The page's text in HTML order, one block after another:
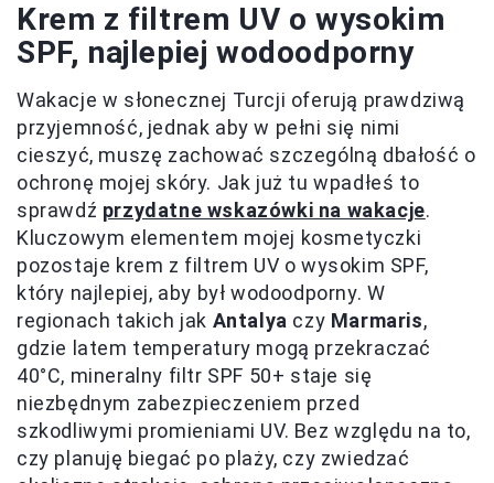
Krem z filtrem UV o wysokim
SPF, najlepiej wodoodporny
Wakacje w słonecznej Turcji oferują prawdziwą
przyjemność, jednak aby w pełni się nimi
cieszyć, muszę zachować szczególną dbałość o
ochronę mojej skóry. Jak już tu wpadłeś to
sprawdź przydatne wskazówki na wakacje.
Kluczowym elementem mojej kosmetyczki
pozostaje krem z filtrem UV o wysokim SPF,
który najlepiej, aby był wodoodporny. W
regionach takich jak Antalya czy Marmaris,
gdzie latem temperatury mogą przekraczać
40°C, mineralny filtr SPF 50+ staje się
niezbędnym zabezpieczeniem przed
szkodliwymi promieniami UV. Bez względu na to,
czy planuję biegać po plaży, czy zwiedzać